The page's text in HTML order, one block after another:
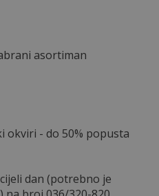
asortiman
okviri - do 50% popusta
dan (potrebno je